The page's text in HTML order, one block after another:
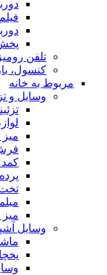
تلفن
کنسول،
مربوط به خانه
وسایل و
میز
کمد
وسایل